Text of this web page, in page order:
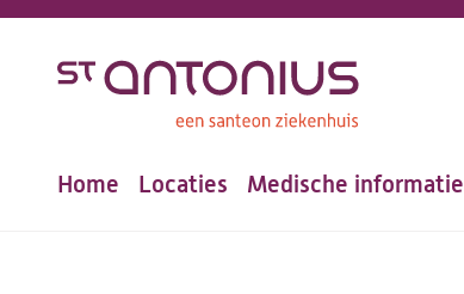
inhoud
Hoofdnavigatie
Home Locaties Medische informatie